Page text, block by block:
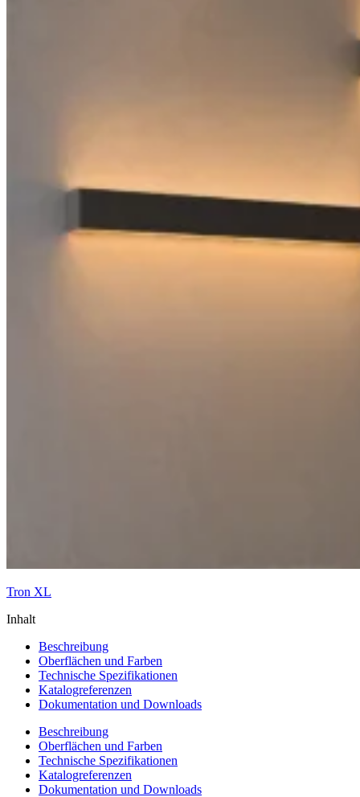
Tron XL
Inhalt
Beschreibung
Oberflächen und Farben
Technische Spezifikationen
Katalogreferenzen
Dokumentation und Downloads
Beschreibung
Oberflächen und Farben
Technische Spezifikationen
Katalogreferenzen
Dokumentation und Downloads